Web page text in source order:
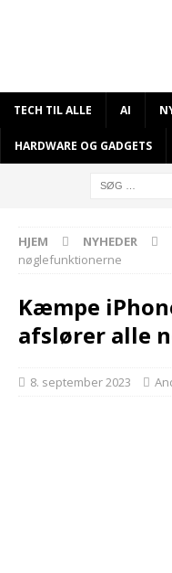
TECH TIL ALLE AI
HARDWARE OG GADGETS
HJEM NYHEDER
nøglefunktionerne
Kæmpe
afslører alle
8. september 2023